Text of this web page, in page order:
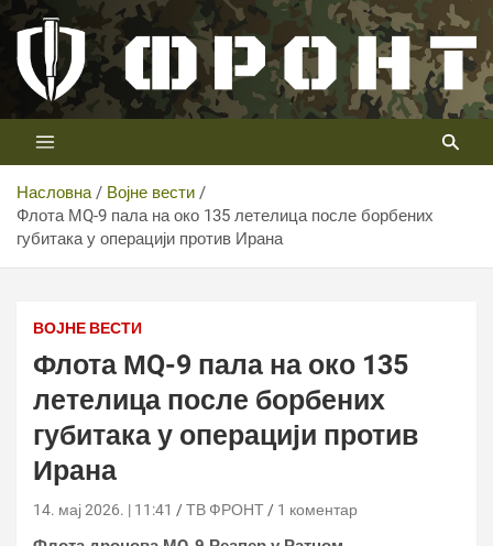
Скип
цонтент
Телевизија ФРОНТ
Први војни канал у Србији
Насловна
Војне вести
Флота МQ-9 пала на око 135 летелица после борбених
губитака у операцији против Ирана
ВОЈНЕ ВЕСТИ
Флота МQ-9 пала на око 135
летелица после борбених
губитака у операцији против
Ирана
14. мај 2026. | 11:41 ТВ ФРОНТ 1 коментар